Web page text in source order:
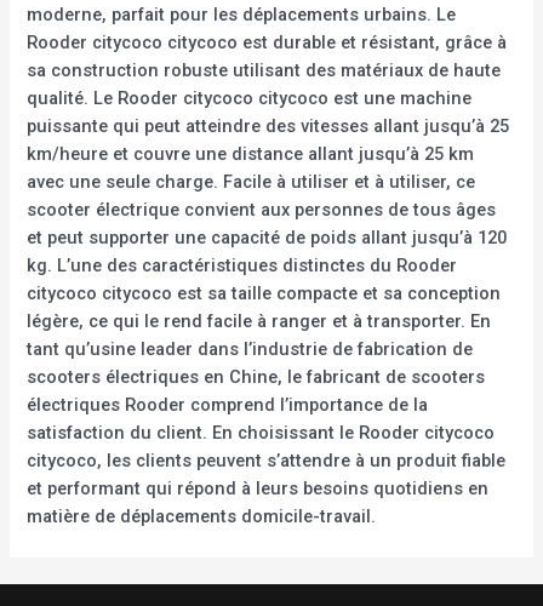
moderne, parfait pour les déplacements urbains. Le
Rooder citycoco citycoco est durable et résistant, grâce à
sa construction robuste utilisant des matériaux de haute
qualité. Le Rooder citycoco citycoco est une machine
puissante qui peut atteindre des vitesses allant jusqu’à 25
km/heure et couvre une distance allant jusqu’à 25 km
avec une seule charge. Facile à utiliser et à utiliser, ce
scooter électrique convient aux personnes de tous âges
et peut supporter une capacité de poids allant jusqu’à 120
kg. L’une des caractéristiques distinctes du Rooder
citycoco citycoco est sa taille compacte et sa conception
légère, ce qui le rend facile à ranger et à transporter. En
tant qu’usine leader dans l’industrie de fabrication de
scooters électriques en Chine, le fabricant de scooters
électriques Rooder comprend l’importance de la
satisfaction du client. En choisissant le Rooder citycoco
citycoco, les clients peuvent s’attendre à un produit fiable
et performant qui répond à leurs besoins quotidiens en
matière de déplacements domicile-travail.